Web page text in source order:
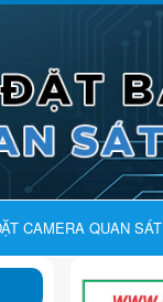
CAMERA QUAN SÁT